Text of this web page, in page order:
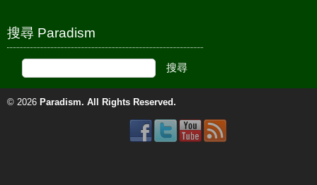
搜尋 Paradism
© 2026 Paradism. All Rights Reserved.